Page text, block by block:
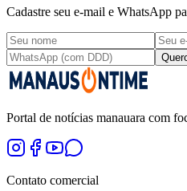
Cadastre seu e-mail e WhatsApp
Portal de notícias manauara com
Contato comercial